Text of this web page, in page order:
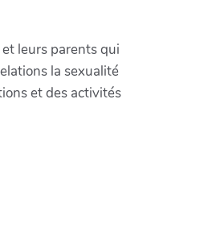
leurs parents qui
la sexualité
et des activités